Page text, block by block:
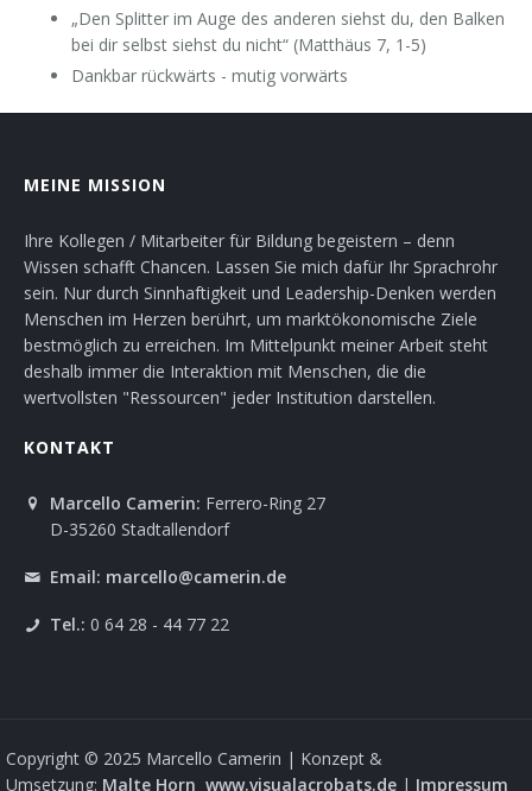
„Den Splitter im Auge des anderen siehst du, den Balken
bei dir selbst siehst du nicht“ (Matthäus 7, 1-5)
Dankbar rückwärts - mutig vorwärts
MEINE MISSION
Ihre Kollegen / Mitarbeiter für Bildung begeistern – denn
Wissen schafft Chancen. Lassen Sie mich dafür Ihr Sprachrohr
sein. Nur durch Sinnhaftigkeit und Leadership-Denken werden
Menschen im Herzen berührt, um marktökonomische Ziele
bestmöglich zu erreichen. Im Mittelpunkt meiner Arbeit steht
deshalb immer die Interaktion mit Menschen, die die
wertvollsten "Ressourcen" jeder Institution darstellen.
KONTAKT
Marcello Camerin: Ferrero-Ring 27
D-35260 Stadtallendorf
Email: marcello@camerin.de
Tel.: 0 64 28 - 44 77 22
Copyright © 2025 Marcello Camerin | Konzept &
Umsetzung: Malte Horn www.visualacrobats.de | Impressum